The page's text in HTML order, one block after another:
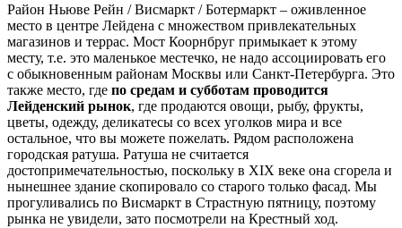
Район Ньюве Рейн / Висмаркт / Ботермаркт – оживленное
место в центре Лейдена с множеством привлекательных
магазинов и террас. Мост Коорнбруг примыкает к этому
месту, т.е. это маленькое местечко, не надо ассоциировать его
с обыкновенным районам Москвы или Санкт-Петербурга. Это
также место, где по средам и субботам проводится
Лейденский рынок, где продаются овощи, рыбу, фрукты,
цветы, одежду, деликатесы со всех уголков мира и все
остальное, что вы можете пожелать. Рядом расположена
городская ратуша. Ратуша не считается
достопримечательностью, поскольку в XIX веке она сгорела и
нынешнее здание скопировало со старого только фасад. Мы
прогуливались по Висмаркт в Страстную пятницу, поэтому
рынка не увидели, зато посмотрели на Крестный ход.